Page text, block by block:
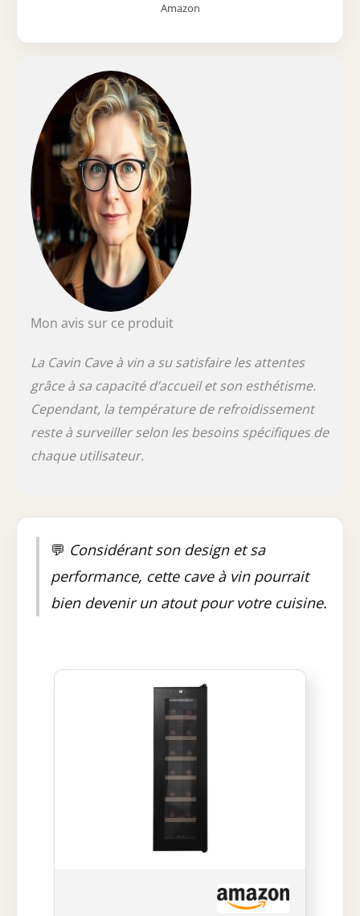
Amazon
Mon avis sur ce produit
La Cavin Cave à vin a su satisfaire les attentes
grâce à sa capacité d’accueil et son esthétisme.
Cependant, la température de refroidissement
reste à surveiller selon les besoins spécifiques de
chaque utilisateur.
💬 Considérant son design et sa
performance, cette cave à vin pourrait
bien devenir un atout pour votre cuisine.